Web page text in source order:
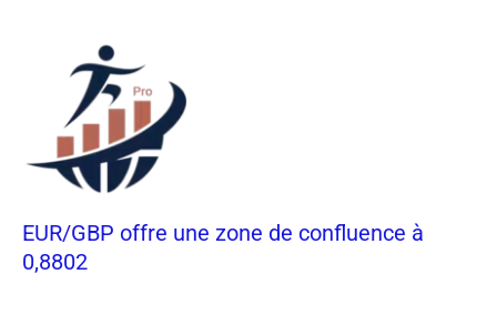
EUR/GBP offre une zone de confluence à
0,8802